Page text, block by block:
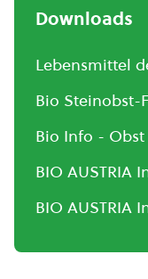
Downloads
Lebensmittel
Bio Steinobst-
Bio Info - Obst
BIO AUSTRIA
BIO AUSTRIA